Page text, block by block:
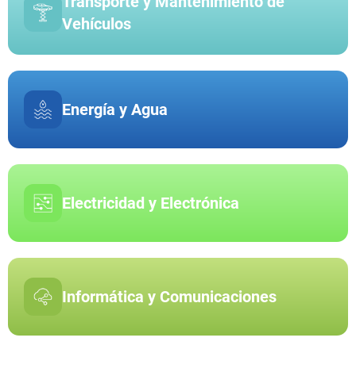
Vehículos
Energía y Agua
Electricidad y Electrónica
Informática y Comunicaciones